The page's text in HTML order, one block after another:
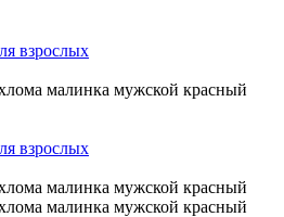
взрослых
малинка мужской красный
взрослых
малинка мужской красный
малинка мужской красный